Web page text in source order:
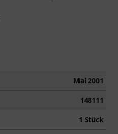
Mai 2001
148111
1 Stück